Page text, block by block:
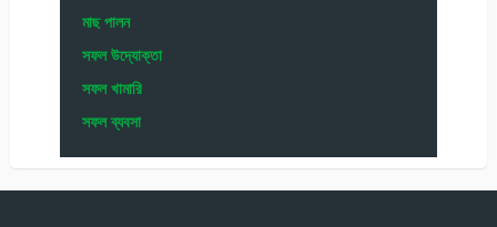
মাছ পালন
সফল উদ্যোক্তা
সফল খামারি
সফল ব্যবসা